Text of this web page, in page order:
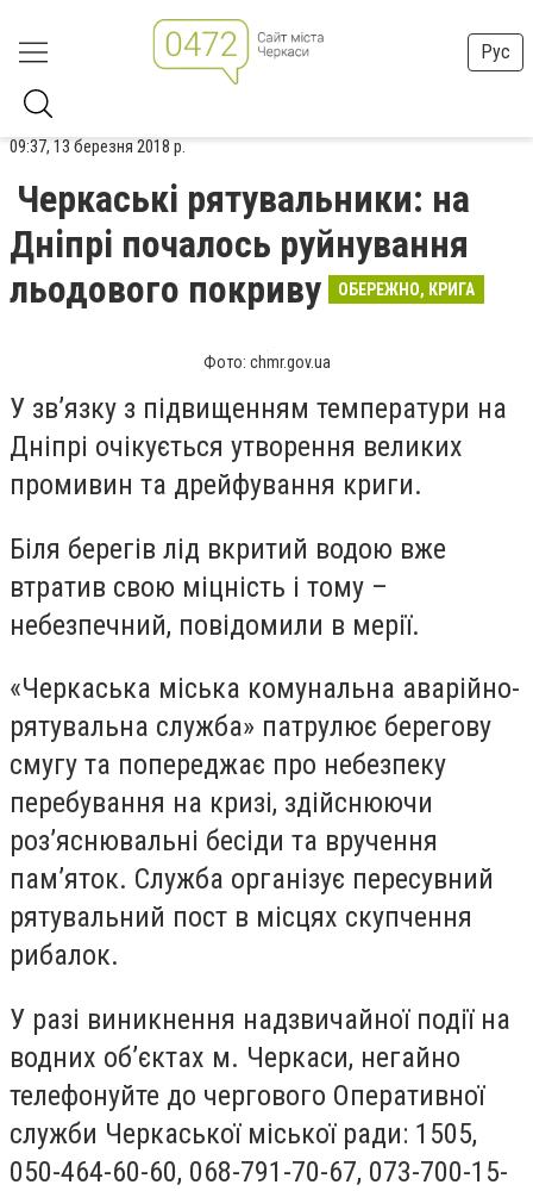
Рус
09:37, 13 березня 2018 р.
Черкаські рятувальники: на
Дніпрі почалось руйнування
льодового покриву
ОБЕРЕЖНО, КРИГА
Фото: chmr.gov.ua
У зв’язку з підвищенням температури на
Дніпрі очікується утворення великих
промивин та дрейфування криги.
Біля берегів лід вкритий водою вже
втратив свою міцність і тому –
небезпечний, повідомили в мерії.
«Черкаська міська комунальна аварійно-
рятувальна служба» патрулює берегову
смугу та попереджає про небезпеку
перебування на кризі, здійснюючи
роз’яснювальні бесіди та вручення
пам’яток. Служба організує пересувний
рятувальний пост в місцях скупчення
рибалок.
У разі виникнення надзвичайної події на
водних об’єктах м. Черкаси, негайно
телефонуйте до чергового Оперативної
служби Черкаської міської ради: 1505,
050-464-60-60, 068-791-70-67, 073-700-15-